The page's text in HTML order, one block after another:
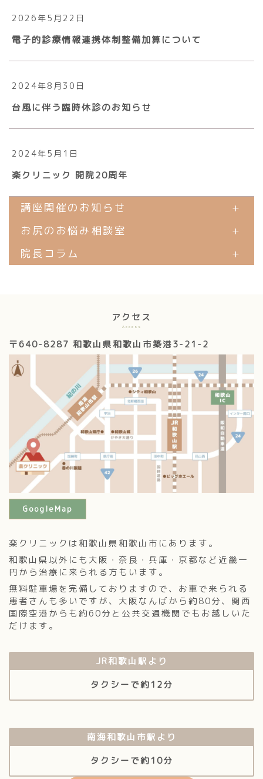
電子的診療情報連携体制整備加算について
2026年5月22日
台風に伴う臨時休診のお知らせ
2024年8月30日
楽クリニック 開院20周年
2024年5月1日
講座開催のお知らせ
+
お尻のお悩み相談室
+
院長コラム
+
アクセス
Access
〒640-8287 和歌山県和歌山市築港3-21-2
GoogleMap
楽クリニックは和歌山県和歌山市にあります。
和歌山県以外にも大阪・奈良・兵庫・京都など近畿一
円から治療に来られる方もいます。
無料駐車場を完備しておりますので、お車で来られる
患者さんも多いですが、大阪なんばから約80分、関西
国際空港からも約60分と公共交通機関でもお越しいた
だけます。
JR和歌山駅より
タクシーで約12分
南海和歌山市駅より
タクシーで約10分